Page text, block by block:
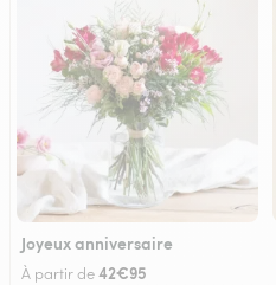
Joyeux anniversaire
À partir de42€95